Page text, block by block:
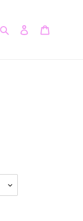
Buscar Ingresar